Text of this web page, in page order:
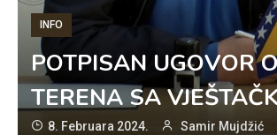
INFO
POTPISAN UGOVOR
TERENA SA
8. Februara 2024. Samir Mujdžić